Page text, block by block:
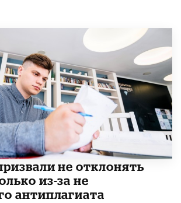
не отклонять
из-за не
антиплагиата